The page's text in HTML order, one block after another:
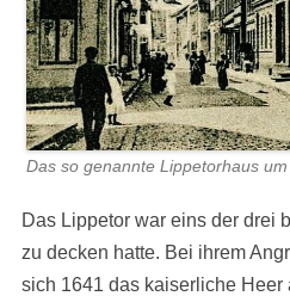
Das so genannte Lippetorhaus
Das Lippetor war eins der drei
zu decken hatte. Bei ihrem
sich 1641 das kaiserliche